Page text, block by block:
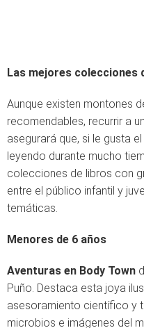
Las mejores colecciones
Aunque existen montones
recomendables, recurrir a
asegurará que, si le gusta
leyendo durante mucho
colecciones de libros con
entre el público infantil y
temáticas.
Menores de 6 años
Aventuras en Body Town
Puño. Destaca esta joya
asesoramiento científico y
microbios e imágenes del